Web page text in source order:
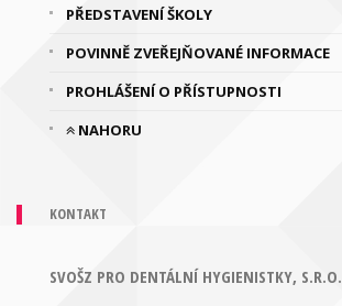
PŘEDSTAVENÍ ŠKOLY
POVINNĚ ZVEŘEJŇOVANÉ INFORMACE
PROHLÁŠENÍ O PŘÍSTUPNOSTI
NAHORU
KONTAKT
SVOŠZ PRO DENTÁLNÍ HYGIENISTKY, S.R.O.